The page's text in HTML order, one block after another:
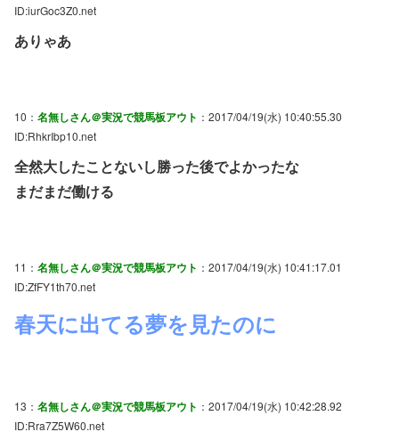
ID:iurGoc3Z0.net
ありゃあ
10： 名無しさん＠実況で競馬板アウト ：2017/04/19(水) 10:40:55.30
ID:RhkrIbp10.net
全然大したことないし勝った後でよかったな
まだまだ働ける
11： 名無しさん＠実況で競馬板アウト ：2017/04/19(水) 10:41:17.01
ID:ZfFY1th70.net
春天に出てる夢を見たのに
13： 名無しさん＠実況で競馬板アウト ：2017/04/19(水) 10:42:28.92
ID:Rra7Z5W60.net